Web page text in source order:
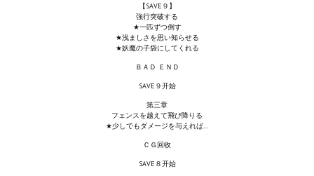
Корсары 3 Сундук мертвеца Remaster Fan Edition
Sea Dogs - City of Abandoned Ships Remaster Fan Edition
【SAVE９】
強行突破する
★一匹ずつ倒す
★浅ましさを思い知らせる
★妖魔の子袋にしてくれる
ＢＡＤ ＥＮＤ
SAVE９开始
第三章
フェンスを越えて飛び降りる
★少しでもダメージを与えれば…
ＣＧ回收
SAVE８开始